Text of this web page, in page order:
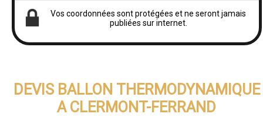
Vos coordonnées sont protégées et ne seront jamais
publiées sur internet.
DEVIS BALLON THERMODYNAMIQUE
A CLERMONT-FERRAND